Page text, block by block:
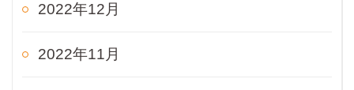
2022年12月
2022年11月